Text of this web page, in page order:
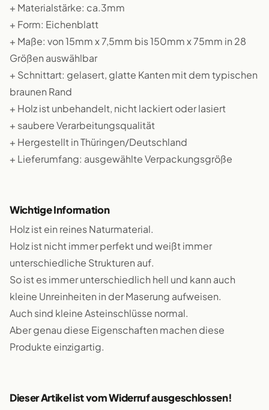
+ Materialstärke: ca.3mm
+ Form: Eichenblatt
+ Maße: von 15mm x 7,5mm bis 150mm x 75mm in 28
Größen auswählbar
+ Schnittart: gelasert, glatte Kanten mit dem typischen
braunen Rand
+ Holz ist unbehandelt, nicht lackiert oder lasiert
+ saubere Verarbeitungsqualität
+ Hergestellt in Thüringen/Deutschland
+ Lieferumfang: ausgewählte Verpackungsgröße
Wichtige Information
Holz ist ein reines Naturmaterial.
Holz ist nicht immer perfekt und weißt immer
unterschiedliche Strukturen auf.
So ist es immer unterschiedlich hell und kann auch
kleine Unreinheiten in der Maserung aufweisen.
Auch sind kleine Asteinschlüsse normal.
Aber genau diese Eigenschaften machen diese
Produkte einzigartig.
Dieser Artikel ist vom Widerruf ausgeschlossen!